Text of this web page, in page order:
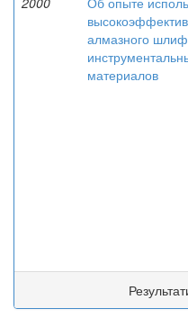
алмазного
материалов